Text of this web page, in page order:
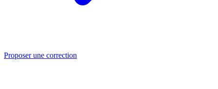
Proposer une correction